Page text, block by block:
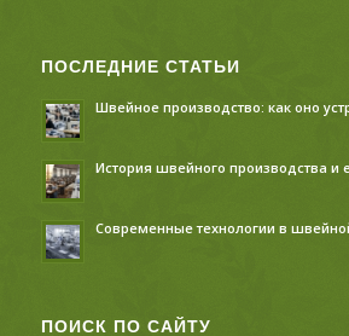
ПОСЛЕДНИЕ СТАТЬИ
Швейное производство: как оно
История швейного производства и
Современные технологии в
ПОИСК ПО САЙТУ